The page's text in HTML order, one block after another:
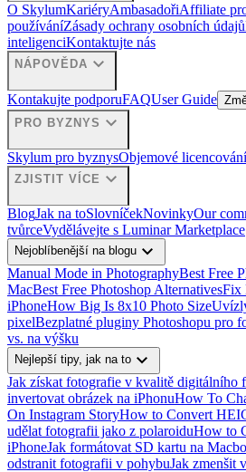
O SkylumKariéryAmbasadořiAffiliate
používáníZásady ochrany osobních údajů
inteligenciKontaktujte nás
NÁPOVĚDA expand_more
Kontakujte podporuFAQUser Guide
PRO BYZNYS expand_more
Skylum pro byznysObjemové licencování
ZJISTIT VÍCE expand_more
BlogJak na toSlovníčekNovinkyOur
tvůrceVydělávejte s Luminar Marketplace
Nejoblíbenější na blogu expand_more
Manual Mode in PhotographyBest Free
MacBest Free Photoshop AlternativesFix
iPhoneHow Big Is 8x10 Photo Size
pixelBezplatné pluginy Photoshopu pro
vs. na výšku
Nejlepší tipy, jak na to expand_more
Jak získat fotografie v kvalitě digitálního
invertovat obrázek na iPhonuHow To
On Instagram StoryHow to Convert
udělat fotografii jako z polaroiduHow to
iPhoneJak formátovat SD kartu na
odstranit fotografii v pohybuJak zmenšit